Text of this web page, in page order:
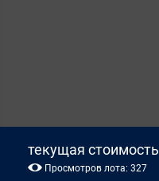
текущая стоимость
Просмотров лота: 327